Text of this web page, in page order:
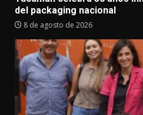
del packaging nacional
8 de agosto de 2026